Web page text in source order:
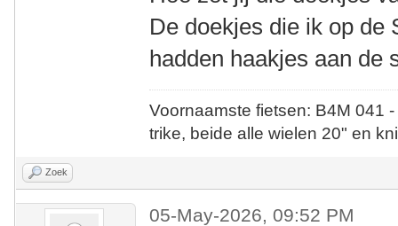
De doekjes die ik op de
hadden haakjes aan de
Voornaamste fietsen: B4M
trike, beide alle wielen 20" en
Zoek
05-May-2026, 09:52 PM